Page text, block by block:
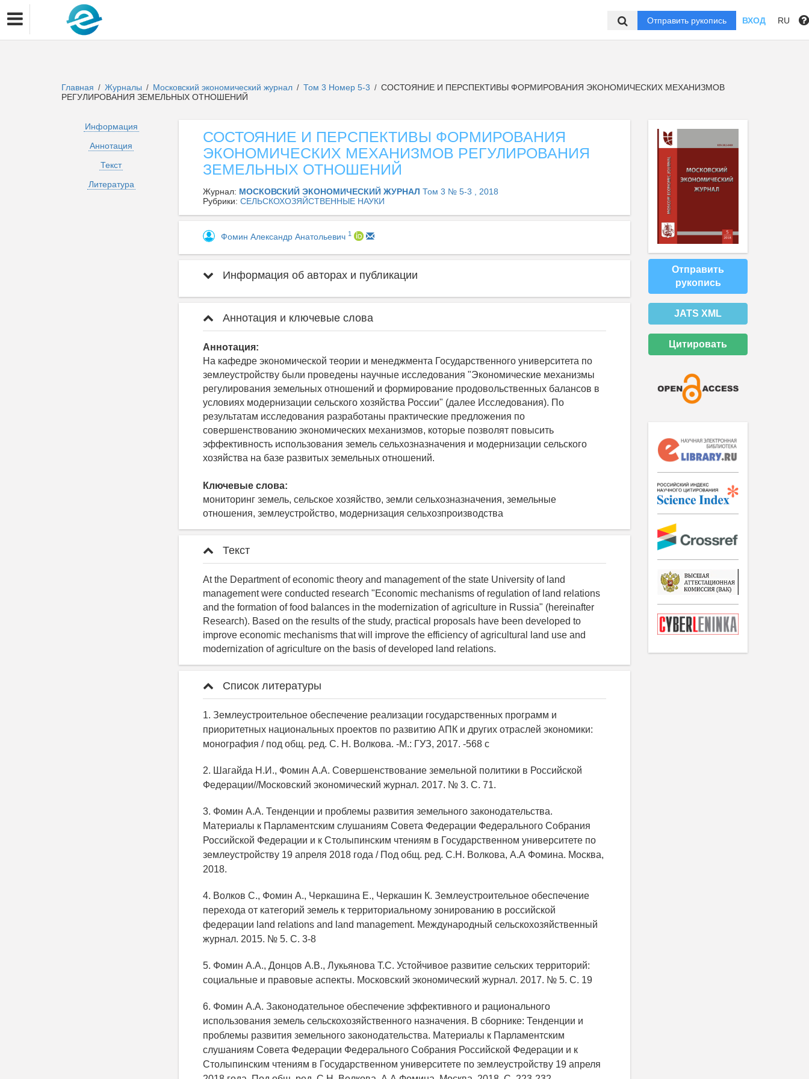
Отправить рукопись ВХОД RU
Главная / Журналы / Московский экономический журнал / Том 3 Номер 5-3 / СОСТОЯНИЕ И ПЕРСПЕКТИВЫ ФОРМИРОВАНИЯ ЭКОНОМИЧЕСКИХ МЕХАНИЗМОВ
РЕГУЛИРОВАНИЯ ЗЕМЕЛЬНЫХ ОТНОШЕНИЙ
Информация
Аннотация
Текст
Литература
СОСТОЯНИЕ И ПЕРСПЕКТИВЫ ФОРМИРОВАНИЯ
ЭКОНОМИЧЕСКИХ МЕХАНИЗМОВ РЕГУЛИРОВАНИЯ
ЗЕМЕЛЬНЫХ ОТНОШЕНИЙ
Журнал: МОСКОВСКИЙ ЭКОНОМИЧЕСКИЙ ЖУРНАЛ Том 3 № 5-3 , 2018
Рубрики: СЕЛЬСКОХОЗЯЙСТВЕННЫЕ НАУКИ
Фомин Александр Анатольевич 1
Информация об авторах и публикации
Аннотация и ключевые слова
Аннотация:
На кафедре экономической теории и менеджмента Государственного университета по
землеустройству были проведены научные исследования "Экономические механизмы
регулирования земельных отношений и формирование продовольственных балансов в
условиях модернизации сельского хозяйства России" (далее Исследования). По
результатам исследования разработаны практические предложения по
совершенствованию экономических механизмов, которые позволят повысить
эффективность использования земель сельхозназначения и модернизации сельского
хозяйства на базе развитых земельных отношений.
Ключевые слова:
мониторинг земель, сельское хозяйство, земли сельхозназначения, земельные
отношения, землеустройство, модернизация сельхозпроизводства
Текст
At the Department of economic theory and management of the state University of land
management were conducted research "Economic mechanisms of regulation of land relations
and the formation of food balances in the modernization of agriculture in Russia" (hereinafter
Research). Based on the results of the study, practical proposals have been developed to
improve economic mechanisms that will improve the efficiency of agricultural land use and
modernization of agriculture on the basis of developed land relations.
Список литературы
1. Землеустроительное обеспечение реализации государственных программ и
приоритетных национальных проектов по развитию АПК и других отраслей экономики:
монография / под общ. ред. С. Н. Волкова. -М.: ГУЗ, 2017. -568 с
2. Шагайда Н.И., Фомин А.А. Совершенствование земельной политики в Российской
Федерации//Московский экономический журнал. 2017. № 3. С. 71.
3. Фомин А.А. Тенденции и проблемы развития земельного законодательства.
Материалы к Парламентским слушаниям Совета Федерации Федерального Собрания
Российской Федерации и к Столыпинским чтениям в Государственном университете по
землеустройству 19 апреля 2018 года / Под общ. ред. С.Н. Волкова, А.А Фомина. Москва,
2018.
4. Волков С., Фомин А., Черкашина Е., Черкашин К. Землеустроительное обеспечение
перехода от категорий земель к территориальному зонированию в российской
федерации land relations and land management. Международный сельскохозяйственный
журнал. 2015. № 5. С. 3-8
5. Фомин А.А., Донцов А.В., Лукьянова Т.С. Устойчивое развитие сельских территорий:
социальные и правовые аспекты. Московский экономический журнал. 2017. № 5. С. 19
6. Фомин А.А. Законодательное обеспечение эффективного и рационального
использования земель сельскохозяйственного назначения. В сборнике: Тенденции и
проблемы развития земельного законодательства. Материалы к Парламентским
слушаниям Совета Федерации Федерального Собрания Российской Федерации и к
Столыпинским чтениям в Государственном университете по землеустройству 19 апреля
Отправить
рукопись
JATS XML
Цитировать